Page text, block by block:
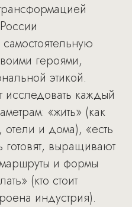
героями,
этикой.
исследовать каждый
«жить» (как
отели и дома), «есть
готовят, выращивают
и формы
(кто стоит
индустрия).